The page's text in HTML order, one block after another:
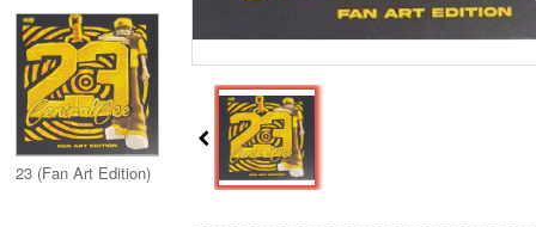
23 (Fan Art Edition)